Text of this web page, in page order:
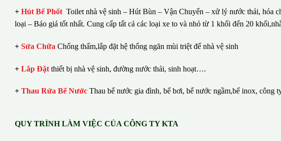
+ Hút Bể Phốt Toilet nhà vệ sinh – Hút Bùn – Vận Chuyển – xử lý nước thải, hóa
loại – Báo giá tốt nhất. Cung cấp tất cả các loại xe to và nhỏ từ 1 khối đến 20
+ Sửa Chữa Chống thấm,lắp đặt hệ thống ngăn mùi triệt để nhà vệ sinh
+ Lắp Đặt thiết bị nhà vệ sinh, đường nước thải, sinh hoạt….
+ Thau Rửa Bể Nước Thau bể nước gia đình, bể bơi, bể nước ngầm,bể inox, công
QUY TRÌNH LÀM VIỆC CỦA CÔNG TY KTA